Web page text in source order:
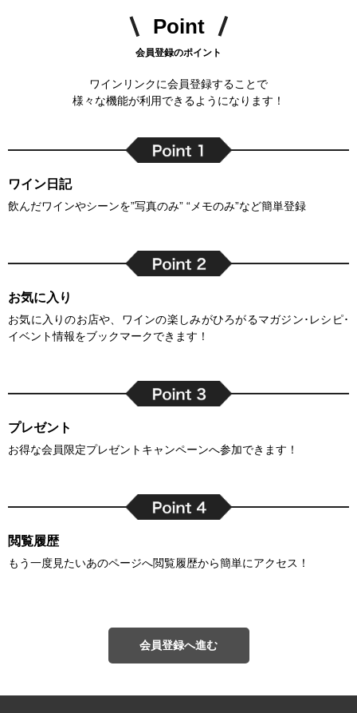
Point
会員登録のポイント
ワインリンクに会員登録することで
様々な機能が利用できるようになります！
ワイン日記
飲んだワインやシーンを”写真のみ” “メモのみ”など簡単登録
お気に入り
お気に入りのお店や、ワインの楽しみがひろがるマガジン･レシピ･
イベント情報をブックマークできます！
プレゼント
お得な会員限定プレゼントキャンペーンへ参加できます！
閲覧履歴
もう一度見たいあのページへ閲覧履歴から簡単にアクセス！
会員登録へ進む